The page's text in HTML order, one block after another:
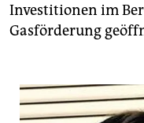
Investitionen im
Gasförderung